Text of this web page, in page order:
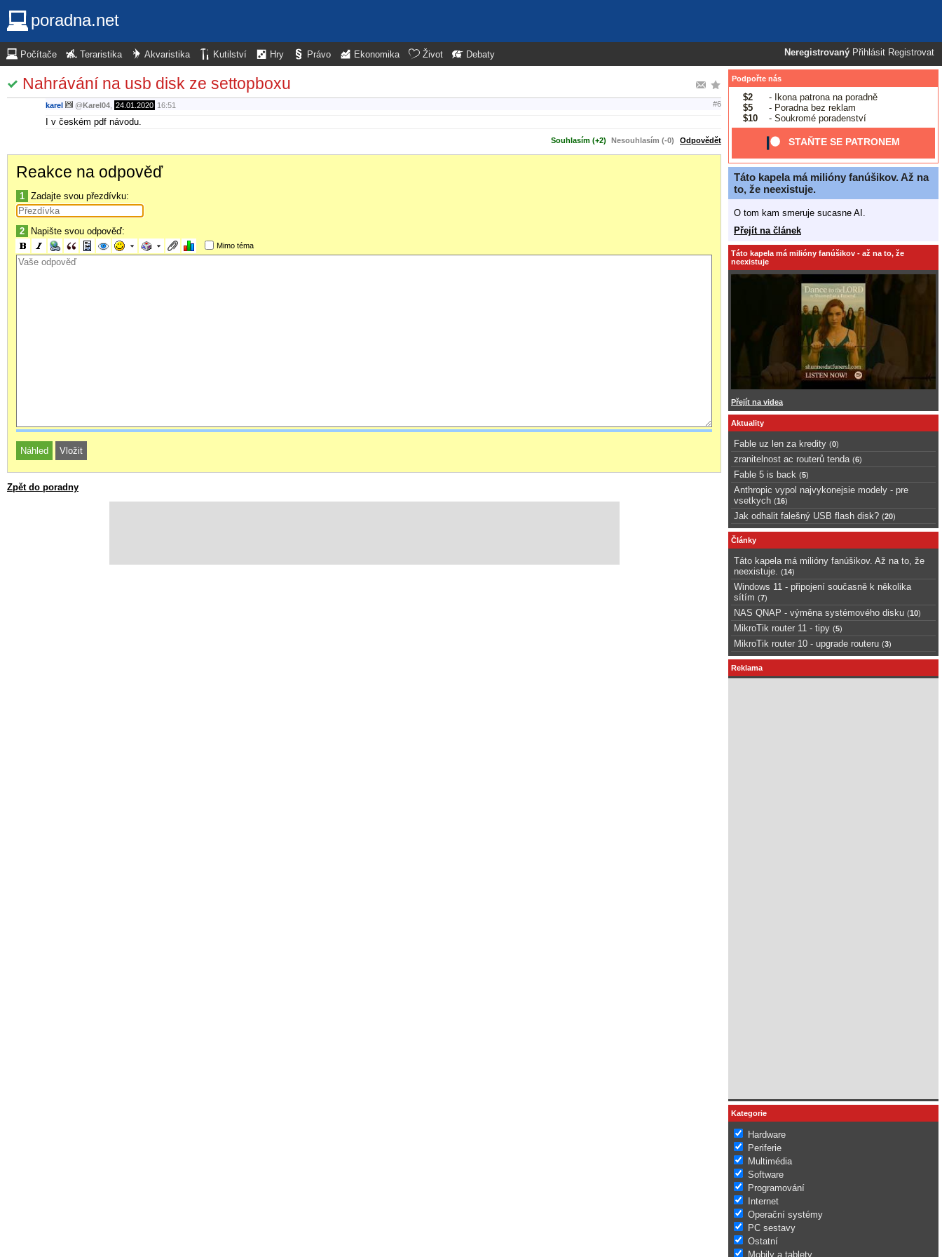
poradna.net
Neregistrovaný Přihlásit Registrovat
Počítače Teraristika Akvaristika Kutilství Hry Právo Ekonomika Život Debaty
Nahrávání na usb disk ze settopboxu
karel @Karel04 24.01.2020 16:51 #6
I v českém pdf návodu.
Souhlasím (+2) Nesouhlasím (-0) Odpovědět
Reakce na odpověď
1 Zadajte svou přezdívku:
2 Napište svou odpověď:
Mimo téma
Zpět do poradny
Podpořte nás
$2
- Ikona patrona na poradně
$5
- Poradna bez reklam
$10
- Soukromé poradenství
STAŇTE SE PATRONEM
Táto kapela má milióny fanúšikov. Až na
to, že neexistuje.
O tom kam smeruje sucasne AI.
Přejít na článek
Táto kapela má milióny fanúšikov - až na to, že
neexistuje
Přejít na videa
Aktuality
Fable uz len za kredity (0)
zranitelnost ac routerů tenda (6)
Fable 5 is back (5)
Anthropic vypol najvykonejsie modely - pre
vsetkych (16)
Jak odhalit falešný USB flash disk? (20)
Články
Táto kapela má milióny fanúšikov. Až na to, že
neexistuje.
(14)
Windows 11 - připojení současně k několika
sítím (7)
NAS QNAP - výměna systémového disku (10)
MikroTik router 11 - tipy (5)
MikroTik router 10 - upgrade routeru (3)
Reklama
Kategorie
Hardware
Periferie
Multimédia
Software
Programování
Internet
Operační systémy
PC sestavy
Ostatní
Mobily a tablety